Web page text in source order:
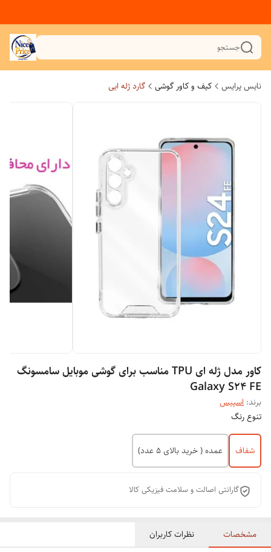
جستجو
نایس پرایس کیف و کاور گوشی گارد ژله ایی
کاور مدل ژله ای TPU مناسب برای گوشی موبایل سامسونگ
Galaxy S24 FE
برند: اسپیس
تنوع رنگ
شفاف عمده ( خرید بالای 5 عدد)
گارانتی اصالت و سلامت فیزیکی کالا
مشخصات نظرات کاربران